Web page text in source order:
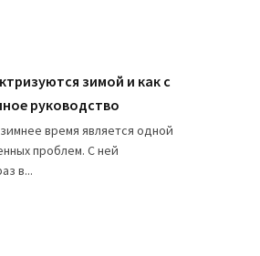
зимой и как с
руководство
время является одной
проблем. С ней
в...